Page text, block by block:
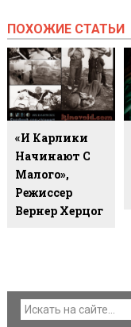
ПОХОЖИЕ СТАТЬИ
«И Карлики
Начинают С
Малого»,
Режиссер
Вернер Херцог